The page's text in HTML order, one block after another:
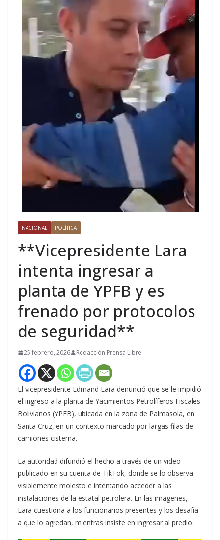
NACIONAL POLÍTICA
**Vicepresidente Lara
intenta ingresar a
planta de YPFB y es
frenado por protocolos
de seguridad**
25 febrero, 2026 Redacción Prensa Libre
El vicepresidente Edmand Lara denunció que se le impidió
el ingreso a la planta de Yacimientos Petrolíferos Fiscales
Bolivianos (YPFB), ubicada en la zona de Palmasola, en
Santa Cruz, en un contexto marcado por largas filas de
camiones cisterna.
La autoridad difundió el hecho a través de un video
publicado en su cuenta de TikTok, donde se lo observa
visiblemente molesto e intentando acceder a las
instalaciones de la estatal petrolera. En las imágenes,
Lara cuestiona a los funcionarios presentes y los desafía
a que lo agredan, mientras insiste en ingresar al predio.